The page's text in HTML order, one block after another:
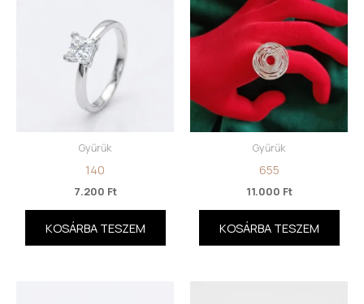
Gyűrűk
140
7.200 Ft
KOSÁRBA TESZEM
Gyűrűk
655
11.000 Ft
KOSÁRBA TESZEM